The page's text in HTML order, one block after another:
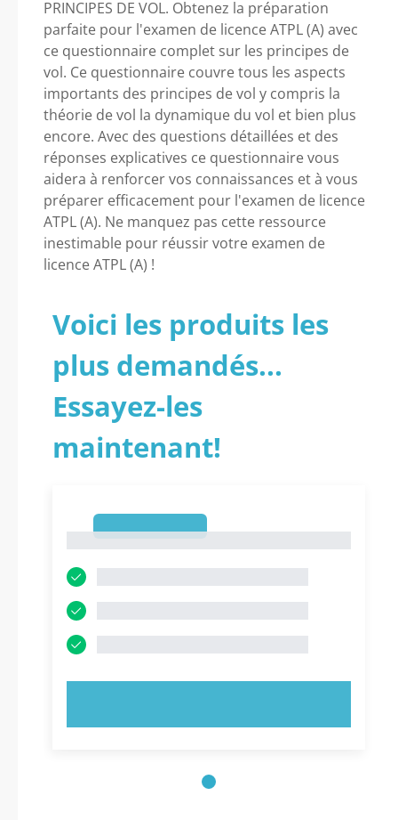
PRINCIPES DE VOL. Obtenez la préparation
parfaite pour l'examen de licence ATPL (A) avec
ce questionnaire complet sur les principes de
vol. Ce questionnaire couvre tous les aspects
importants des principes de vol y compris la
théorie de vol la dynamique du vol et bien plus
encore. Avec des questions détaillées et des
réponses explicatives ce questionnaire vous
aidera à renforcer vos connaissances et à vous
préparer efficacement pour l'examen de licence
ATPL (A). Ne manquez pas cette ressource
inestimable pour réussir votre examen de
licence ATPL (A) !
Voici les produits les
plus demandés...
Essayez-les
maintenant!